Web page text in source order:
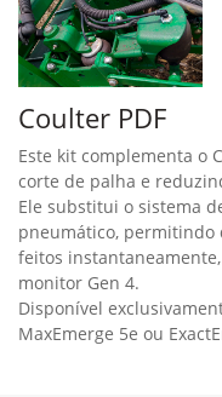
Coulter PDF
Este kit complementa o
corte de palha e
Ele substitui o sistema
pneumático, permitindo
feitos
monitor Gen 4.
Disponível
MaxEmerge 5e ou